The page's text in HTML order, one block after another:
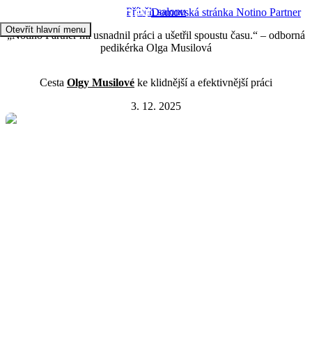
Domovská stránka Notino Partner
Otevřít hlavní menu
Příběh salonu
„Notino Partner mi usnadnil práci a ušetřil spoustu času.“ – odborná
pedikérka Olga Musilová
Cesta Olgy Musilové ke klidnější a efektivnější práci
3. 12. 2025